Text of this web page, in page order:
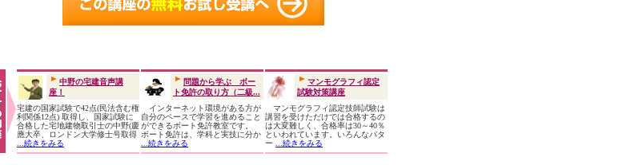
中野の宅建音声講
座！
宅建の国家試験で42点(民法含む権
利関係12点) 取得し、国家試験に
合格した宅地建物取引士の中野(慶
應大卒、ロンドン大学修士号取得
...続きをみる
問題から学ぶ ボー
ト免許の取り方（二級...
インターネット環境がある方が
自分のペースで学習を進めること
ができるボート免許教室です。
ボート免許は、学科と実技に分か
...続きをみる
マンモグラフィ認定
試験対策講座
マンモグラフィ認定技師試験は
講習を受けただけでは合格するの
は大変難しく、合格率は30～40％
といわれています。いろんなパタ
ー
...続きをみる